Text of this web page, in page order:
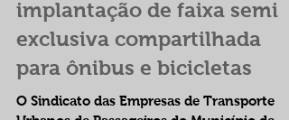
implantação de faixa semi
exclusiva compartilhada
para ônibus e bicicletas
O Sindicato das Empresas de Transporte